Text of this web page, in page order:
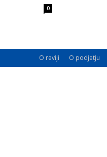
0
O reviji O podjetju